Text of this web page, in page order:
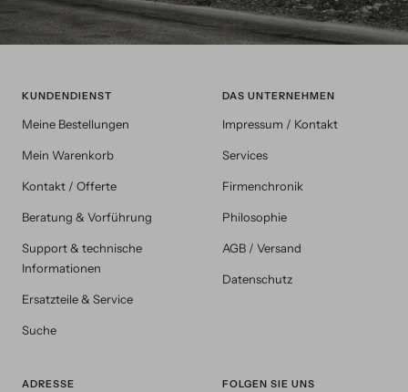
KUNDENDIENST
Meine Bestellungen
Mein Warenkorb
Kontakt / Offerte
Beratung & Vorführung
Support & technische
Informationen
Ersatzteile & Service
Suche
DAS UNTERNEHMEN
Impressum / Kontakt
Services
Firmenchronik
Philosophie
AGB / Versand
Datenschutz
ADRESSE FOLGEN SIE UNS